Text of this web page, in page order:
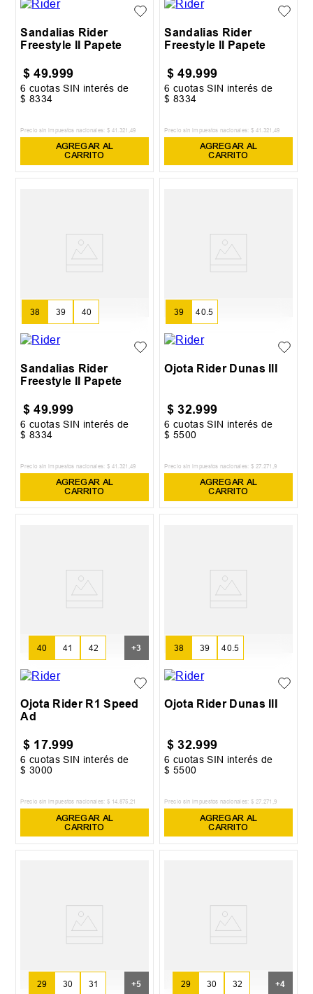
Sandalias Rider
Freestyle II Papete
$ 49.999
6 cuotas SIN interés de
$ 8334
Precio sin impuestos nacionales: $ 41 321 49
AGREGAR AL
CARRITO
Sandalias Rider
Freestyle II Papete
$ 49.999
6 cuotas SIN interés de
$ 8334
Precio sin impuestos nacionales: $ 41 321 49
AGREGAR AL
CARRITO
38 39 40
Sandalias Rider
Freestyle II Papete
$ 49.999
6 cuotas SIN interés de
$ 8334
Precio sin impuestos nacionales: $ 41 321 49
AGREGAR AL
CARRITO
39 40.5
Ojota Rider Dunas III
$ 32.999
6 cuotas SIN interés de
$ 5500
Precio sin impuestos nacionales: $ 27 271 9
AGREGAR AL
CARRITO
40 41 42 +3
Ojota Rider R1 Speed
Ad
$ 17.999
6 cuotas SIN interés de
$ 3000
Precio sin impuestos nacionales: $ 14.875 ,21
AGREGAR AL
CARRITO
38 39 40.5
Ojota Rider Dunas III
$ 32.999
6 cuotas SIN interés de
$ 5500
Precio sin impuestos nacionales: $ 27.271 ,9
AGREGAR AL
CARRITO
29 30 31 +5 29 30 32 +4